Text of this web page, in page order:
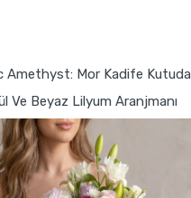
Amethyst: Mor Kadife Kutuda
Ve Beyaz Lilyum Aranjmanı